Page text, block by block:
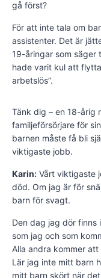
gå först?
För att inte tala om
assistenter. Det är
19-åringar som säger
hade varit kul att
arbetslös”.
Tänk dig – en 18-årig
familjeförsörjare för
barnen måste få bli
viktigaste jobb.
Karin: Vårt viktigaste
död. Om jag är för
barn för svagt.
Den dag jag dör finns
som jag och som
Alla andra kommer
Lär jag inte mitt barn
mitt barn skört när